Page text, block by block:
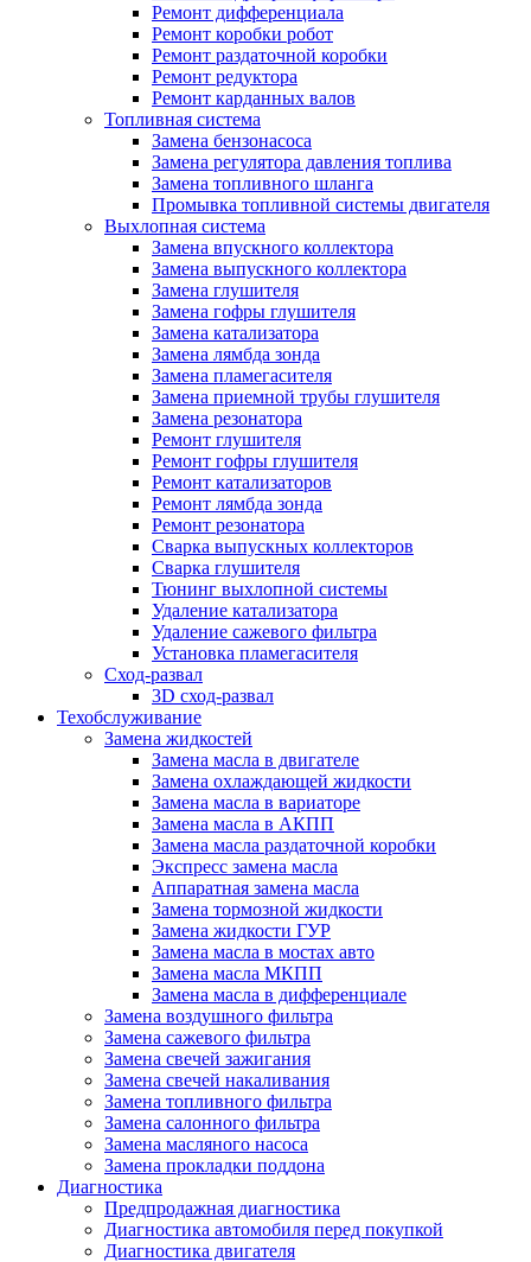
Ремонт дифференциала
Ремонт коробки робот
Ремонт раздаточной коробки
Ремонт редуктора
Ремонт карданных валов
Топливная система
Замена бензонасоса
Замена регулятора давления топлива
Замена топливного шланга
Промывка топливной системы двигателя
Выхлопная система
Замена впускного коллектора
Замена выпускного коллектора
Замена глушителя
Замена гофры глушителя
Замена катализатора
Замена лямбда зонда
Замена пламегасителя
Замена приемной трубы глушителя
Замена резонатора
Ремонт глушителя
Ремонт гофры глушителя
Ремонт катализаторов
Ремонт лямбда зонда
Ремонт резонатора
Сварка выпускных коллекторов
Сварка глушителя
Тюнинг выхлопной системы
Удаление катализатора
Удаление сажевого фильтра
Установка пламегасителя
Сход-развал
3D сход-развал
Техобслуживание
Замена жидкостей
Замена масла в двигателе
Замена охлаждающей жидкости
Замена масла в вариаторе
Замена масла в АКПП
Замена масла раздаточной коробки
Экспресс замена масла
Аппаратная замена масла
Замена тормозной жидкости
Замена жидкости ГУР
Замена масла в мостах авто
Замена масла МКПП
Замена масла в дифференциале
Замена воздушного фильтра
Замена сажевого фильтра
Замена свечей зажигания
Замена свечей накаливания
Замена топливного фильтра
Замена салонного фильтра
Замена масляного насоса
Замена прокладки поддона
Диагностика
Предпродажная диагностика
Диагностика автомобиля перед покупкой
Диагностика двигателя